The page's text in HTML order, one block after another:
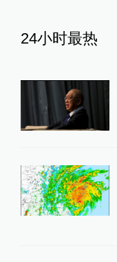
24小时最热